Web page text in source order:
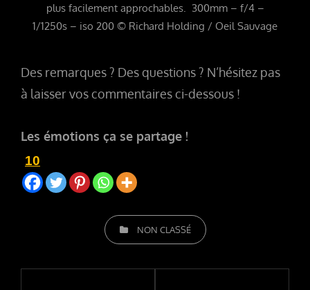
plus facilement approchables. 300mm – f/4 –
1/1250s – iso 200 © Richard Holding / Oeil Sauvage
Des remarques ? Des questions ? N’hésitez pas
à laisser vos commentaires ci-dessous !
Les émotions ça se partage !
10
CATEGORIES
NON CLASSÉ